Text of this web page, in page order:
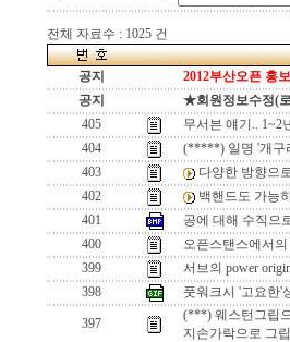
전체 자료수 : 1025 건
공지
2012부산오픈 홍
공지
★회원정보수정(
405
무서븐 얘기.. 1~2
404
(*****) 일명 '개구
403
다양한 방향으
402
백핸드도 가능
401
공에 대해 수직으
400
오픈스탠스에서
399
서브의 power
398
풋워크시 '고요한'
397
(***) 웨스턴그립
지손가락으로 그